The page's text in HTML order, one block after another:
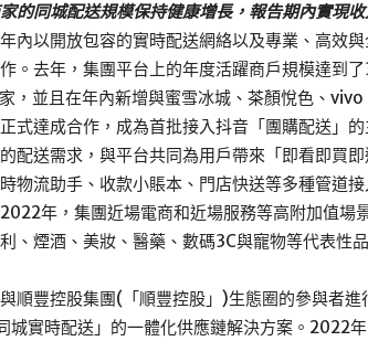
的同城配送規模保持健康增長，報告期內實
內以開放包容的實時配送網絡以及專業、高效
。去年，集團平台上的年度活躍商戶規模達到
，並且在年內新增與蜜雪冰城、茶顏悅色、
式達成合作，成為首批接入抖音「團購配送」
配送需求，與平台共同為用戶帶來「即看即買
物流助手、收款小賬本、門店快送等多種管道
年，集團近場電商和近場服務等高附加值
、煙酒、美妝、醫藥、數碼3C與寵物等代表性
順豐控股集團(「順豐控股」)生態圈的參與者
城實時配送」的一體化供應鏈解決方案。2022